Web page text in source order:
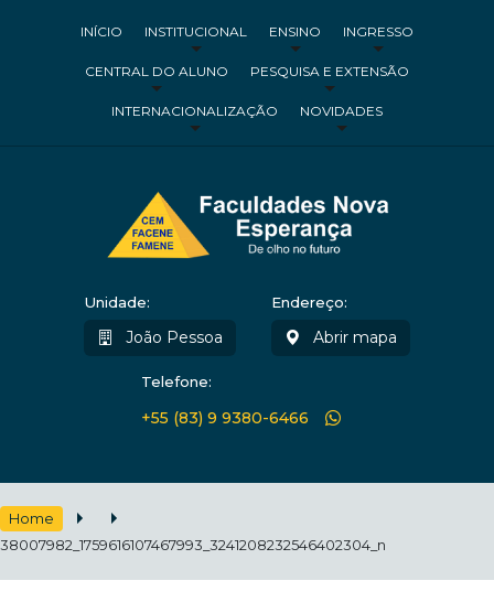
INÍCIO INSTITUCIONAL ENSINO INGRESSO
CENTRAL DO ALUNO PESQUISA E EXTENSÃO
INTERNACIONALIZAÇÃO NOVIDADES
Unidade:
João Pessoa
Endereço:
Abrir mapa
Telefone:
+55 (83) 9 9380-6466
Home
38007982_1759616107467993_3241208232546402304_n